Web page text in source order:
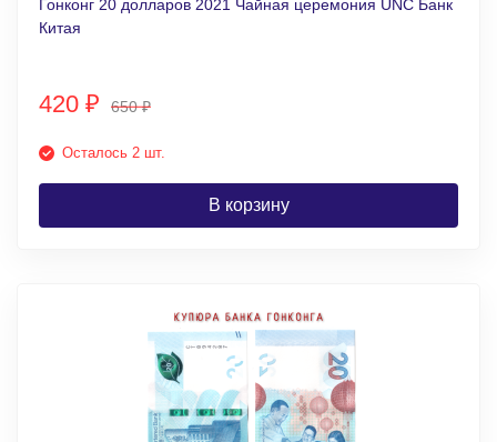
Гонконг 20 долларов 2021 Чайная церемония UNC Банк
Китая
420 ₽ 650₽
Осталось 2 шт.
В корзину